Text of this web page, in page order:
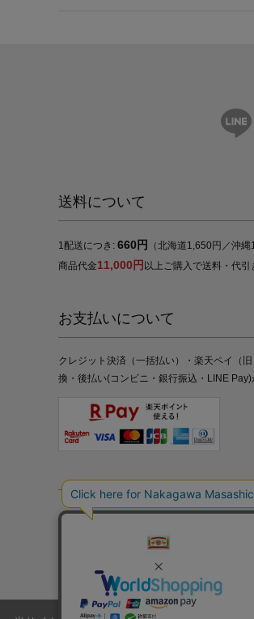
送料について
1配送につき: 660円
（北海道1,650円／沖縄
商品代金11,000円 以上ご購入で送料・代
お支払いについて
クレジット決済（一括払い）・楽天ペイ（旧
換・後払い(コンビニ・銀行振込・LINE Pay)
プライバシーポリシ